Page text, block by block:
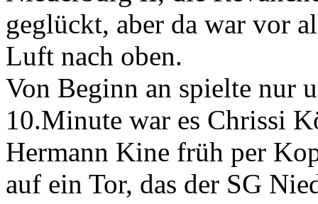
geglückt, aber da war vor
Luft nach oben.
Von Beginn an spielte nur
10.Minute war es Chrissi
Hermann Kine früh per
auf ein Tor, das der SG